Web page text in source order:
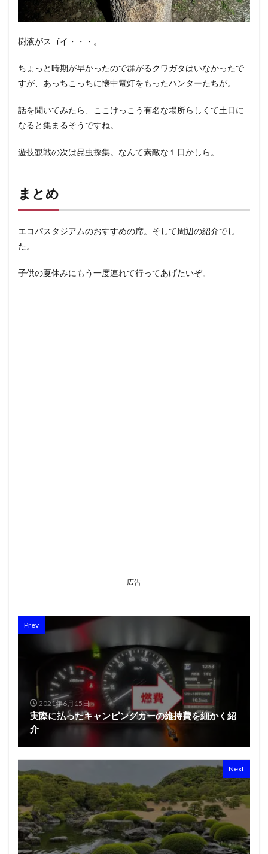
樹液がスゴイ・・・。
ちょっと時期が早かったので群がるクワガタはいなかったで
すが、あっちこっちに懐中電灯をもったハンターたちが。
話を聞いてみたら、ここけっこう有名な場所らしくて土日に
なると集まるそうですね。
遊技観戦の次は昆虫採集。なんて素敵な１日かしら。
まとめ
エコパスタジアムのおすすめの席。そして周辺の紹介でし
た。
子供の夏休みにもう一度連れて行ってあげたいぞ。
広告
Prev
2021年6月15日
実際に払ったキャンピングカーの維持費を細かく紹
介
Next